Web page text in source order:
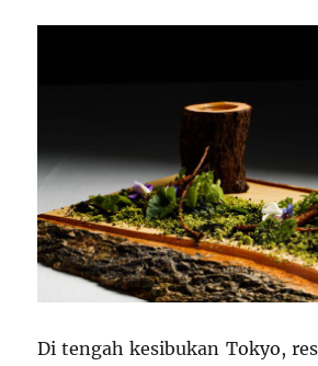
Di tengah kesibukan Tokyo,